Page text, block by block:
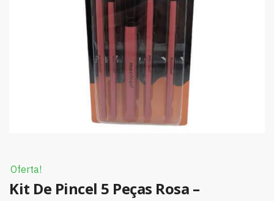
Oferta!
Kit De Pincel 5 Peças Rosa –